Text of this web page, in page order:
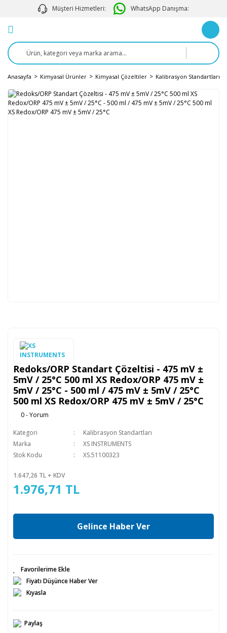
Müşteri Hizmetleri: WhatsApp Danışma:
Anasayfa Kimyasal Ürünler Kimyasal Çözeltiler Kalibrasyon Standartları
Redoks/ORP Standart Çözeltisi - 475 mV ±
5mV / 25°C 500 ml XS Redox/ORP 475 mV ±
5mV / 25°C - 500 ml / 475 mV ± 5mV / 25°C
500 ml XS Redox/ORP 475 mV ± 5mV / 25°C
0 - Yorum
Kategori
Kalibrasyon Standartları
Marka
XS INSTRUMENTS
Stok Kodu
XS.51100323
1.647,26 TL + KDV
1.976,71 TL
Gelince Haber Ver
Fiyatı Düşünce Haber Ver
Kıyasla
Paylaş